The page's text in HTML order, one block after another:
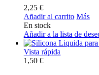
2,25 €
Añadir al carrito Más
En stock
Añadir a la lista de
Vista rápida
1,50 €